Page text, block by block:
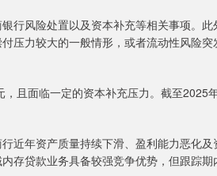
风险处置以及资本补充等相关事项。此
压力较大的一般情形，或者流动性风险
面临一定的资本补充压力。截至2025
年资产质量持续下滑、盈利能力恶化及
存贷款业务具备较强竞争优势，但跟踪期